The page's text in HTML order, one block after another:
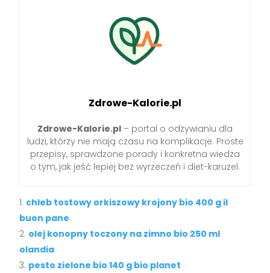
Zdrowe-Kalorie.pl
Zdrowe-Kalorie.pl – portal o odżywianiu dla
ludzi, którzy nie mają czasu na komplikacje. Proste
przepisy, sprawdzone porady i konkretna wiedza
o tym, jak jeść lepiej bez wyrzeczeń i diet-karuzel.
chleb tostowy orkiszowy krojony bio 400 g il
buon pane
olej konopny toczony na zimno bio 250 ml
olandia
pesto zielone bio 140 g bio planet